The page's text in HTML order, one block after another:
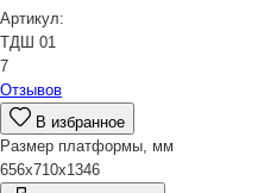
Артикул:
ТДШ 01
7
Отзывов
В избранное
Размер платформы, мм
656х710х1346